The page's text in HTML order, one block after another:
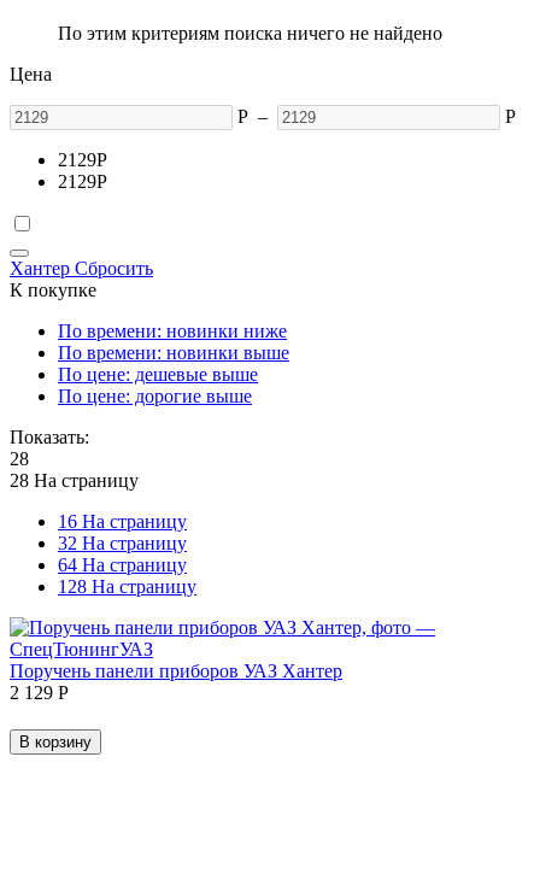
По этим критериям поиска ничего не найдено
Цена
Р – Р
2129Р
2129Р
Хантер Сбросить
К покупке
По времени: новинки ниже
По времени: новинки выше
По цене: дешевые выше
По цене: дорогие выше
Показать:
28
28 На страницу
16 На страницу
32 На страницу
64 На страницу
128 На страницу
Поручень панели приборов УАЗ Хантер
2 129 Р
В корзину